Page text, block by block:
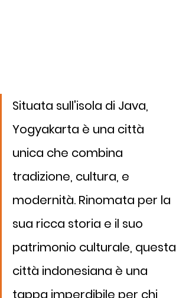
Situata sull'isola di Java,
Yogyakarta è una città
unica che combina
tradizione, cultura, e
modernità. Rinomata per la
sua ricca storia e il suo
patrimonio culturale, questa
città indonesiana è una
tappa imperdibile per chi